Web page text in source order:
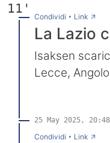
11'
Condividi • Link→
La Lazio
Isaksen
Lecce, Angolo
25 May 2025, 20:48
Condividi • Link→